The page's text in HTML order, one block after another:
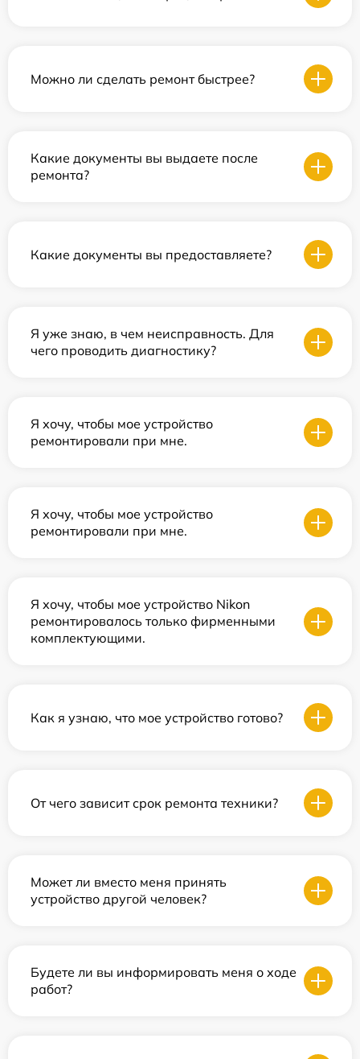
Можно ли сделать ремонт быстрее?
Какие документы вы выдаете после
ремонта?
Какие документы вы предоставляете?
Я уже знаю, в чем неисправность. Для
чего проводить диагностику?
Я хочу, чтобы мое устройство
ремонтировали при мне.
Я хочу, чтобы мое устройство
ремонтировали при мне.
Я хочу, чтобы мое устройство Nikon
ремонтировалось только фирменными
комплектующими.
Как я узнаю, что мое устройство готово?
От чего зависит срок ремонта техники?
Может ли вместо меня принять
устройство другой человек?
Будете ли вы информировать меня о ходе
работ?